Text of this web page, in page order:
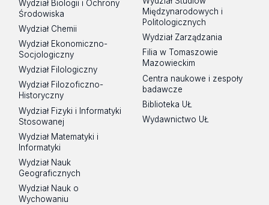
Wydział Biologii i Ochrony
Środowiska
Wydział Chemii
Wydział Ekonomiczno-
Socjologiczny
Wydział Filologiczny
Wydział Filozoficzno-
Historyczny
Wydział Fizyki i Informatyki
Stosowanej
Wydział Matematyki i
Informatyki
Wydział Nauk
Geograficznych
Wydział Nauk o
Wychowaniu
Międzynarodowych i
Politologicznych
Wydział Zarządzania
Filia w Tomaszowie
Mazowieckim
Centra naukowe i zespoły
badawcze
Biblioteka UŁ
Wydawnictwo UŁ